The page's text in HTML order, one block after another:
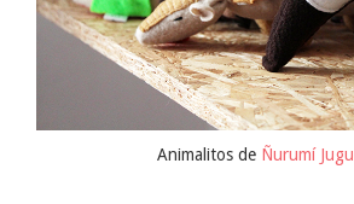
Animalitos de Ñurumí